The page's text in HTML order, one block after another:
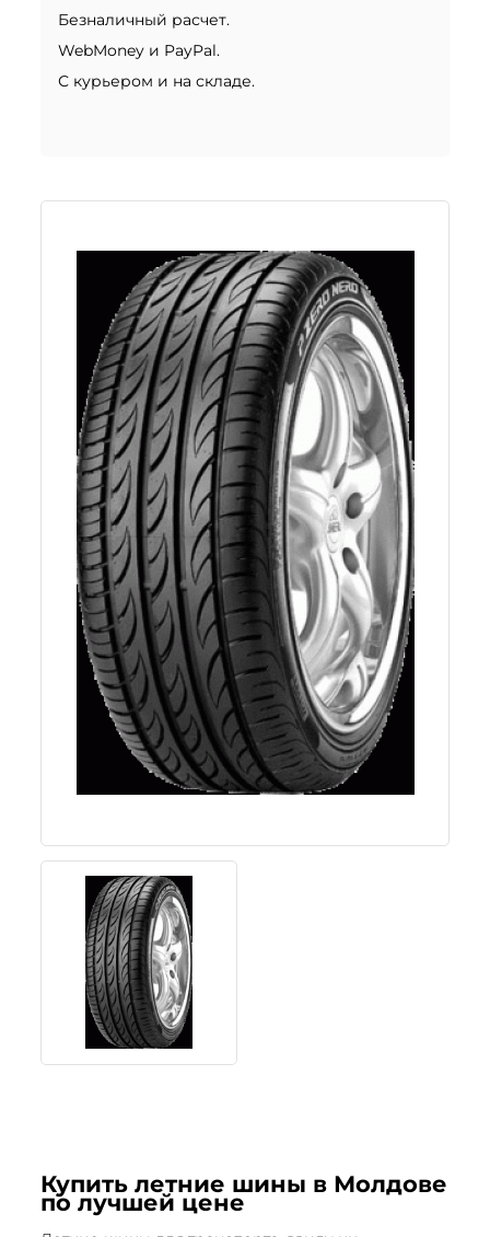
Безналичный расчет.
WebMoney и PayPal.
С курьером и на складе.
Купить летние шины в Молдове
по лучшей цене